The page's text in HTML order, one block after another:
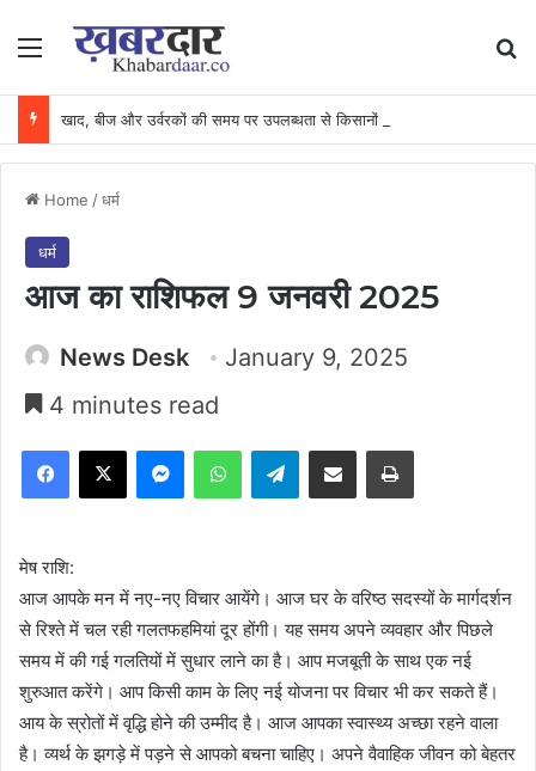
Menu
Home /धर्म
धर्म
आज का राशिफल 9 जनवरी 2025
News Desk
January 9, 2025
4 minutes read
Facebook
X MessengerWhatsAppTelegramShare via Email Print
मेष राशि:
आज आपके मन में नए-नए विचार आयेंगे। आज घर के वरिष्ठ सदस्यों के मार्गदर्शन
से रिश्ते में चल रही गलतफहमियां दूर होंगी। यह समय अपने व्यवहार और पिछले
समय में की गई गलतियों में सुधार लाने का है। आप मजबूती के साथ एक नई
शुरुआत करेंगे। आप किसी काम के लिए नई योजना पर विचार भी कर सकते हैं।
आय के स्रोतों में वृद्धि होने की उम्मीद है। आज आपका स्वास्थ्य अच्छा रहने वाला
है। व्यर्थ के झगड़े में पड़ने से आपको बचना चाहिए। अपने वैवाहिक जीवन को बेहतर